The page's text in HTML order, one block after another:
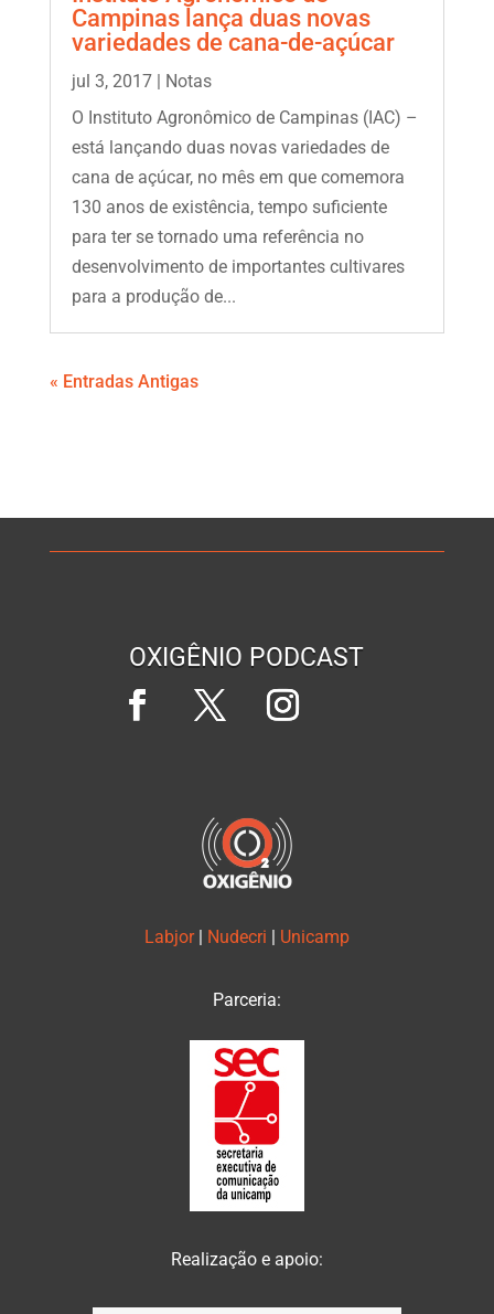
Campinas lança duas novas
variedades de cana-de-açúcar
jul 3, 2017| Notas
O Instituto Agronômico de Campinas (IAC) –
está lançando duas novas variedades de
cana de açúcar, no mês em que comemora
130 anos de existência, tempo suficiente
para ter se tornado uma referência no
desenvolvimento de importantes cultivares
para a produção de...
« Entradas Antigas
OXIGÊNIO PODCAST
Labjor | Nudecri | Unicamp
Parceria:
Realização e apoio: